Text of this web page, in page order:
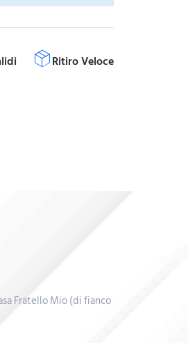
Ritiro Veloce
Fratello Mio (di fianco